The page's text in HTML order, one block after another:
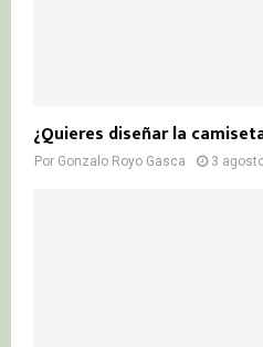
¿Quieres diseñar la
Por Gonzalo Royo Gasca 3